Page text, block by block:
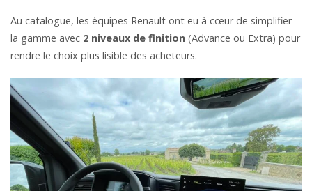
Au catalogue, les équipes Renault ont eu à cœur de simplifier
la gamme avec 2 niveaux de finition (Advance ou Extra) pour
rendre le choix plus lisible des acheteurs.